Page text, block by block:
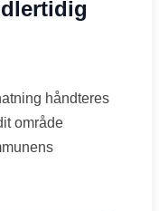
håndteres
område